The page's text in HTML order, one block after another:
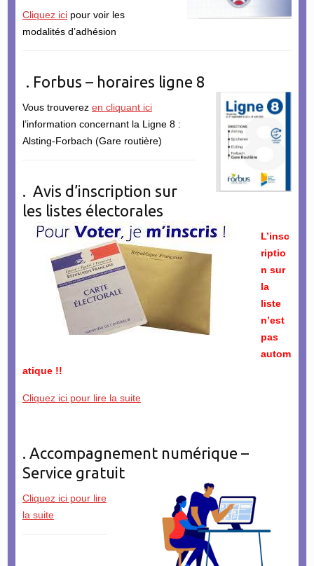
Cliquez icipour voir les
modalités d’adhésion
. Forbus – horaires ligne 8
Vous trouverez en cliquant ici
l’information concernant la Ligne 8 :
Alsting-Forbach (Gare routière)
. Avis d’inscription sur
les listes électorales
L’insc
riptio
n sur
la
liste
n’est
pas
autom
atique !!
Cliquez ici pour lire la suite
. Accompagnement numérique –
Service gratuit
Cliquez ici pour lire
la suite